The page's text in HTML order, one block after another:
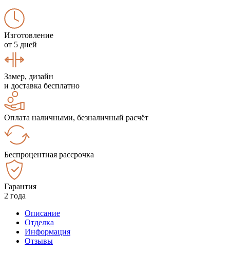
Изготовление
от 5 дней
Замер, дизайн
и доставка бесплатно
Оплата наличными, безналичный расчёт
Беспроцентная рассрочка
Гарантия
2 года
Описание
Отделка
Информация
Отзывы